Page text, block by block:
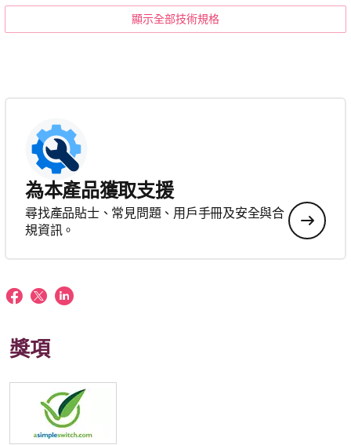
顯示全部技術規格
為本產品獲取支援
尋找產品貼士、常見問題、用戶手冊及安全與合
規資訊。
獎項